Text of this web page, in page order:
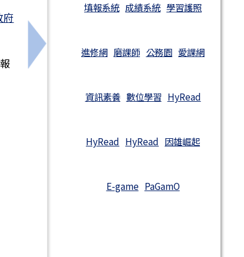
府
下一筆：臺南市115年度國小暨幼兒園第一
填報系統 成績系統 學習護照
進修網 磨課師 公務園 愛課網
資訊素養 數位學習 HyRead
HyRead HyRead 因雄崛起
E-game PaGamO